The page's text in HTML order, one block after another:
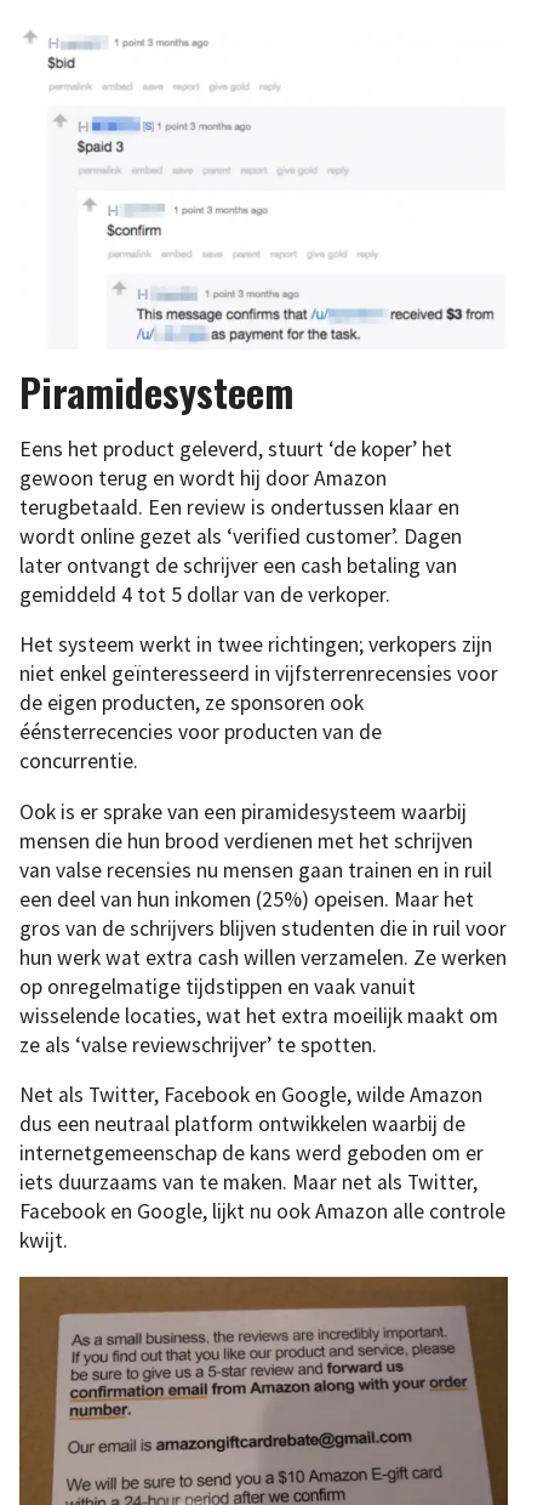
Piramidesysteem
Eens het product geleverd, stuurt ‘de koper’ het
gewoon terug en wordt hij door Amazon
terugbetaald. Een review is ondertussen klaar en
wordt online gezet als ‘verified customer’. Dagen
later ontvangt de schrijver een cash betaling van
gemiddeld 4 tot 5 dollar van de verkoper.
Het systeem werkt in twee richtingen; verkopers zijn
niet enkel geïnteresseerd in vijfsterrenrecensies voor
de eigen producten, ze sponsoren ook
éénsterrecencies voor producten van de
concurrentie.
Ook is er sprake van een piramidesysteem waarbij
mensen die hun brood verdienen met het schrijven
van valse recensies nu mensen gaan trainen en in ruil
een deel van hun inkomen (25%) opeisen. Maar het
gros van de schrijvers blijven studenten die in ruil voor
hun werk wat extra cash willen verzamelen. Ze werken
op onregelmatige tijdstippen en vaak vanuit
wisselende locaties, wat het extra moeilijk maakt om
ze als ‘valse reviewschrijver’ te spotten.
Net als Twitter, Facebook en Google, wilde Amazon
dus een neutraal platform ontwikkelen waarbij de
internetgemeenschap de kans werd geboden om er
iets duurzaams van te maken. Maar net als Twitter,
Facebook en Google, lijkt nu ook Amazon alle controle
kwijt.